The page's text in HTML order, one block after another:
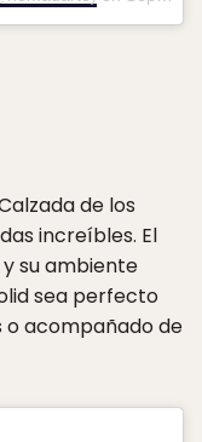
de los
increíbles. El
su ambiente
sea perfecto
o acompañado de